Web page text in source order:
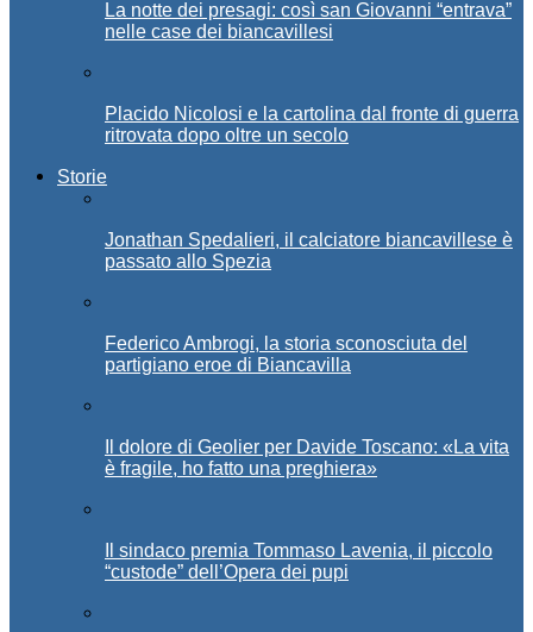
La notte dei presagi: così san Giovanni “entrava”
nelle case dei biancavillesi
Placido Nicolosi e la cartolina dal fronte di guerra
ritrovata dopo oltre un secolo
Storie
Jonathan Spedalieri, il calciatore biancavillese è
passato allo Spezia
Federico Ambrogi, la storia sconosciuta del
partigiano eroe di Biancavilla
Il dolore di Geolier per Davide Toscano: «La vita
è fragile, ho fatto una preghiera»
Il sindaco premia Tommaso Lavenia, il piccolo
“custode” dell’Opera dei pupi